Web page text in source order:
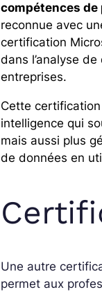
compétences
reconnue avec
certification
dans l’analyse
entreprises.
Cette
intelligence qui
mais aussi plus
de données en
Une autre
permet aux